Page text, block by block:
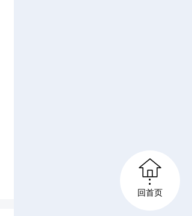

回首页